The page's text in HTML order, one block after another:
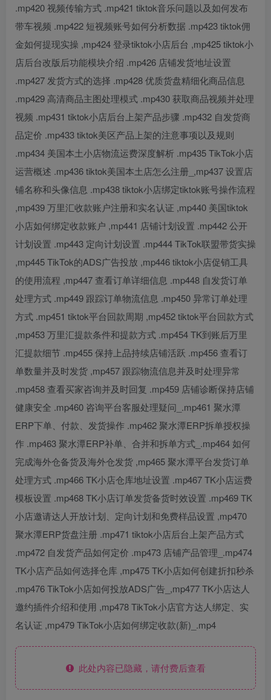
.mp420 视频传输方式 .mp421 tiktok音乐问题以及如何发布
带车视频 .mp422 短视频账号如何分析数据 .mp423 tiktok佣
金如何提现实操 ,mp424 登录tiktok小店后台 ,mp425 tiktok小
店后台改版后功能模块介绍 .mp426 店铺发货地址设置
.mp427 发货方式的选择 .mp428 优质货盘精细化商品信息
.mp429 高清商品主图处理模式 .mp430 获取商品视频并处理
视频 .mp431 tiktok小店后台上架产品步骤 .mp432 自发货商
品定价 .mp433 tiktok美区产品上架的注意事项以及规则
.mp434 美国本土小店物流运费深度解析 .mp435 TikTok小店
运营概述 .mp436 tiktok美国本土店怎么注册_,mp437 设置店
铺名称和头像信息 .mp438 tiktok小店绑定tiktok账号操作流程
,mp439 万里汇收款账户注册和实名认证 ,mp440 美国tiktok
小店如何绑定收款账户 ,mp441 店铺计划设置 .mp442 公开
计划设置 .mp443 定向计划设置 .mp444 TikTok联盟带货实操
,mp445 TikTok的ADS广告投放 ,mp446 tiktok小店促销工具
的使用流程 ,mp447 查看订单详细信息 .mp448 自发货订单
处理方式 .mp449 跟踪订单物流信息 .mp450 异常订单处理
方式 .mp451 tiktok平台回款周期 ,mp452 tiktok平台回款方式
,mp453 万里汇提款条件和提款方式 .mp454 TK到账后万里
汇提款细节 .mp455 保持上品持续店铺活跃 .mp456 查看订
单数量并及时发货 ,mp457 跟踪物流信息并及时处理异常
.mp458 查看买家咨询并及时回复 .mp459 店铺诊断保持店铺
健康安全 .mp460 咨询平台客服处理疑问_.mp461 聚水潭
ERP下单、付款、发货操作 .mp462 聚水潭ERP拆单授权操
作 .mp463 聚水潭ERP补单、合并和拆单方式_.mp464 如何
完成海外仓备货及海外仓发货 ,mp465 聚水潭平台发货订单
处理方式 .mp466 TK小店仓库地址设置 .mp467 TK小店运费
模板设置 .mp468 TK小店订单发货备货时效设置 .mp469 TK
小店邀请达人开放计划、定向计划和免费样品设置 ,mp470
聚水潭ERP货盘注册 .mp471 tiktok小店后台上架产品方式
.mp472 自发货产品如何定价 .mp473 店铺产品管理_.mp474
TK小店产品如何选择仓库 ,mp475 TK小店如何创建折扣秒杀
.mp476 TikTok小店如何投放ADS广告_,mp477 TK小店达人
邀约插件介绍和使用 ,mp478 TikTok小店官方达人绑定、实
名认证 ,mp479 TikTok小店如何绑定收款(新)_.mp4
此处内容已隐藏，请付费后查看